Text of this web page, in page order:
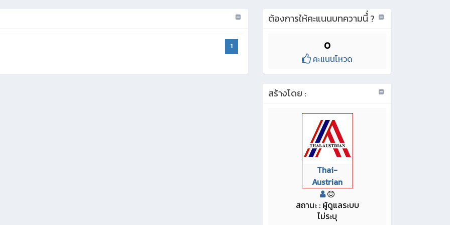
1
ต้องการให้คะแนนบทความนี้่ ?
0
คะแนนโหวด
สร้างโดย :
Thai-
Austrian
สถานะ : ผู้ดูแลระบบ
ไม่ระบุ